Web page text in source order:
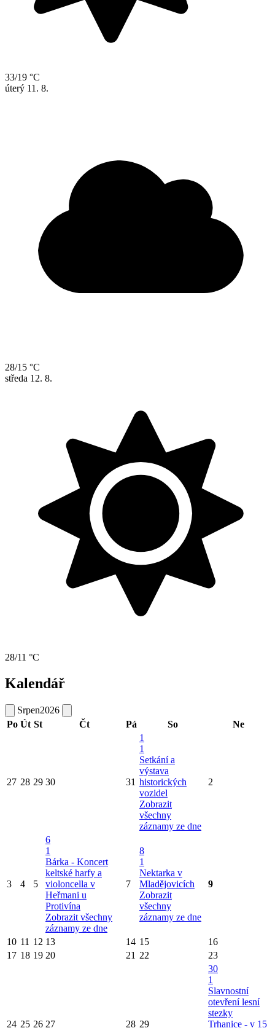
33/19 °C
úterý 11. 8.
28/15 °C
středa 12. 8.
28/11 °C
Kalendář
Srpen2026
Po Út St Čt Pá So Ne
27 28 29 30 31
1
1
Setkání a
výstava
historických
vozidel
Zobrazit
všechny
záznamy ze dne
2
3 4 5
6
1
Bárka - Koncert
keltské harfy a
violoncella v
Heřmani u
Protivína
Zobrazit všechny
záznamy ze dne
7
8
1
Nektarka v
Mladějovicích
Zobrazit
všechny
záznamy ze dne
9
10 11 12 13 14 15
16
17 18 19 20 21 22 23
24 25 26 27 28 29
30
1
Slavnostní
otevření lesní
stezky
Trhanice - v 15